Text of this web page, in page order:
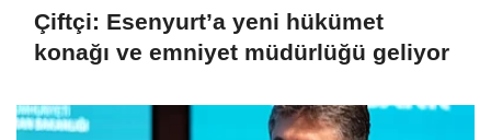
Çiftçi: Esenyurt’a yeni hükümet
konağı ve emniyet müdürlüğü geliyor